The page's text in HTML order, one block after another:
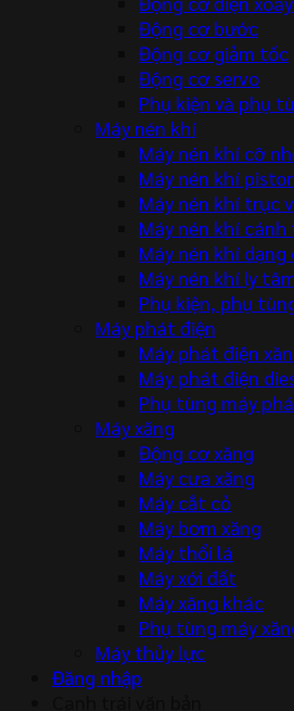
Động cơ bước
Động cơ giảm tốc
Động cơ servo
Phụ kiện và phụ
Máy nén khí
Máy nén khí cỡ
Máy nén khí
Máy nén khí trục
Máy nén khí
Máy nén khí dạng
Máy nén khí ly
Phụ kiện, phụ
Máy phát điện
Máy phát điện
Máy phát điện
Phụ tùng máy
Máy xăng
Động cơ xăng
Máy cưa xăng
Máy cắt cỏ
Máy bơm xăng
Máy thổi lá
Máy xới đất
Máy xăng khác
Phụ tùng máy
Máy thủy lực
Đăng nhập